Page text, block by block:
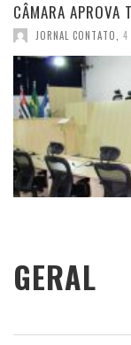
CÂMARA APROVA
JORNAL CONTATO 4
GERAL